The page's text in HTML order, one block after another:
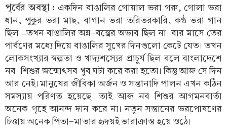
পূর্বের অবস্থা : একদিন বাঙালির গোয়াল ভরা গরু, গোলা ভরা
ধান, পুকুর ভরা মাছ, বাগান ভরা তরিতরকারি, কণ্ঠ ভরা গান
ছিল –তখন বাঙালির অন্ন-বস্ত্রের অভাব ছিল না। বার মাসে তের
পার্বণের মধ্যে দিয়ে বাঙালির সুখের দিনগুলো কেটে যেত। তখন
লোকসংখ্যার স্বল্পতা ও খাদ্যশস্যের প্রাচুর্য ছিল বলে বাংলাদেশে
নব-শিশুর জন্মোৎসব খুব ঘটা করে করা হতো। কিন্তু আজ সে দিন
আর নেই। মানুষের জীবিকা অর্জন ও সন্তানাদি পালন এখন কঠিন
সমস্যায় পরিণত হয়েছে। তাই আজ নব শিশুর আগমনবার্তা
অনেক গৃহে আনন্দ দান করে না। নতুন সন্তানের ভরপোষণের
চিত্তায় অনেক পিতা-মাতার হৃদয়ই ভারাক্রাস্ত হয়ে ওঠে।